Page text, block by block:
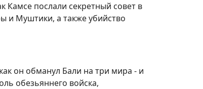
послали секретный совет в
и Муштики, а также убийство
он обманул Бали на три мира - и
обезьяннего войска,